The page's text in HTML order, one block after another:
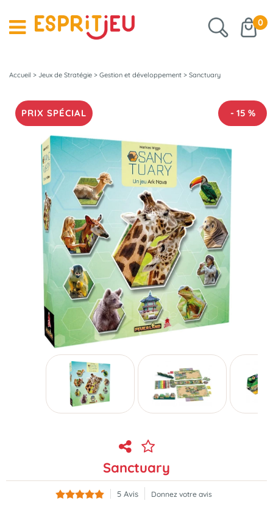
0
Accueil > Jeux de Stratégie > Gestion et développement > Sanctuary
PRIX SPÉCIAL - 15 %
Sanctuary
5 Avis Donnez votre avis